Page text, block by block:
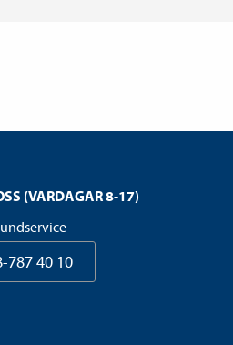
(VARDAGAR 8-17)
787 40 10